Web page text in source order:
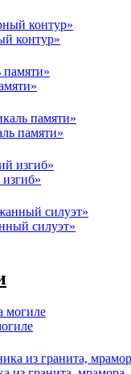
контур»
памяти»
силуэт»